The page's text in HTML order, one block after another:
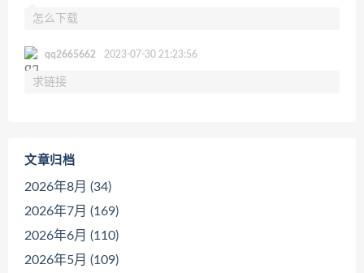
怎么下载
qq2665662 2023-07-30 21:23:56
求链接
文章归档
2026年8月 (34)
2026年7月 (169)
2026年6月 (110)
2026年5月 (109)